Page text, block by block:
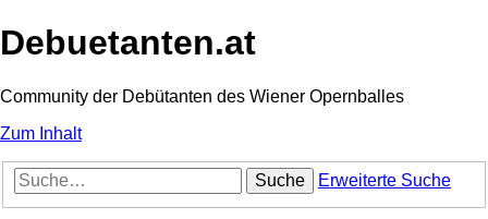
Debuetanten.at
Community der Debütanten des Wiener Opernballes
Zum Inhalt
Suche Erweiterte Suche